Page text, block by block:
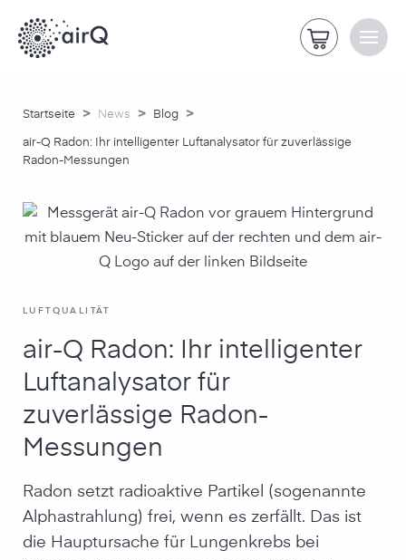
Startseite > News > Blog >
air-Q Radon: Ihr intelligenter Luftanalysator für zuverlässige
Radon-Messungen
LUFTQUALITÄT
air-Q Radon: Ihr intelligenter
Luftanalysator für
zuverlässige Radon-
Messungen
Radon setzt radioaktive Partikel (sogenannte
Alphastrahlung) frei, wenn es zerfällt. Das ist
die Hauptursache für Lungenkrebs bei